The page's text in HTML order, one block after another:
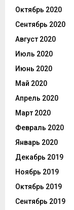
Октябрь 2020
Сентябрь 2020
Август 2020
Июль 2020
Июнь 2020
Май 2020
Апрель 2020
Март 2020
Февраль 2020
Январь 2020
Декабрь 2019
Ноябрь 2019
Октябрь 2019
Сентябрь 2019